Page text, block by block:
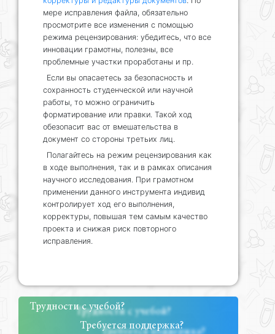
мере исправления файла, обязательно
просмотрите все изменения с помощью
режима рецензирования: убедитесь, что все
инновации грамотны, полезны, все
проблемные участки проработаны и пр.
Если вы опасаетесь за безопасность и
сохранность студенческой или научной
работы, то можно ограничить
форматирование или правки. Такой ход
обезопасит вас от вмешательства в
документ со стороны третьих лиц.
Полагайтесь на режим рецензирования как
в ходе выполнения, так и в рамках описания
научного исследования. При грамотном
применении данного инструмента индивид
контролирует ход его выполнения,
корректуры, повышая тем самым качество
проекта и снижая риск повторного
исправления.
Трудности с учебой?
Требуется поддержка?